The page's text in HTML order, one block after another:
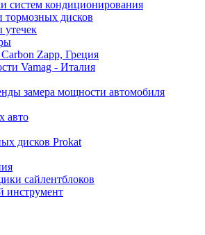
систем кондиционирования
тормозных дисков
утечек
Zapp, Греция
Vamag - Италия
замера мощности автомобиля
авто
дисков Prokat
сайлентблоков
инструмент